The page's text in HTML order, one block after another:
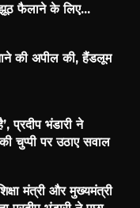
झूठ फैलाने के लिए...
की अपील की, हैंडलूम
प्रदीप भंडारी ने
चुप्पी पर उठाए सवाल
मंत्री और मुख्यमंत्री